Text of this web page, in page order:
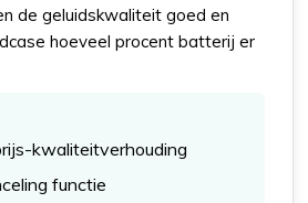
de geluidskwaliteit goed en
hoeveel procent batterij er
kwaliteitverhouding
functie